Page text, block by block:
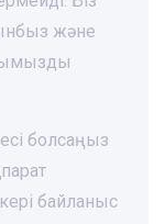
және
болсаңыз
байланыс